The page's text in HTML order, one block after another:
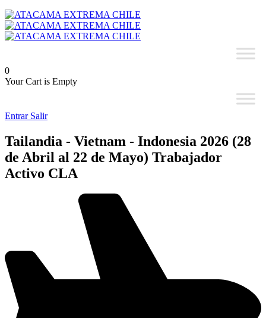
0
Your Cart is Empty
Entrar Salir
Tailandia - Vietnam - Indonesia 2026 (28
de Abril al 22 de Mayo) Trabajador
Activo CLA